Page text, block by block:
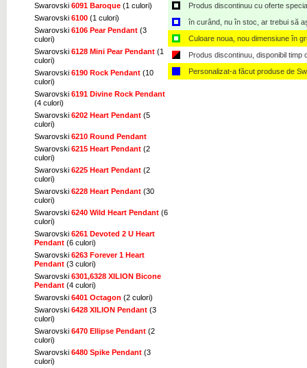
Swarovski 6091 Baroque (1 culori)
Swarovski 6100 (1 culori)
Swarovski 6106 Pear Pendant (3
culori)
Swarovski 6128 Mini Pear Pendant (1
culori)
Swarovski 6190 Rock Pendant (10
culori)
Swarovski 6191 Divine Rock Pendant
(4 culori)
Swarovski 6202 Heart Pendant (5
culori)
Swarovski 6210 Round Pendant
Swarovski 6215 Heart Pendant (2
culori)
Swarovski 6225 Heart Pendant (2
culori)
Swarovski 6228 Heart Pendant (30
culori)
Swarovski 6240 Wild Heart Pendant (6
culori)
Swarovski 6261 Devoted 2 U Heart
Pendant (6 culori)
Swarovski 6263 Forever 1 Heart
Pendant (3 culori)
Swarovski 6301,6328 XILION Bicone
Pendant (4 culori)
Swarovski 6401 Octagon (2 culori)
Swarovski 6428 XILION Pendant (3
culori)
Swarovski 6470 Ellipse Pendant (2
culori)
Swarovski 6480 Spike Pendant (3
culori)
Produs discontinuu cu oferte
în curând, nu în stoc, ar trebui să
Culoare noua, nou dimensiune în
Produs discontinuu, disponibil timp
Personalizat-a făcut produse de